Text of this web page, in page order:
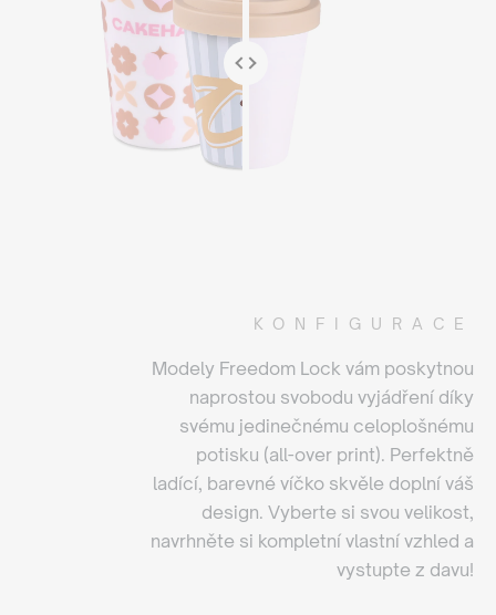
KONFIGURACE
Modely Freedom Lock vám poskytnou
naprostou svobodu vyjádření díky
svému jedinečnému celoplošnému
potisku (all-over print). Perfektně
ladící, barevné víčko skvěle doplní váš
design. Vyberte si svou velikost,
navrhněte si kompletní vlastní vzhled a
vystupte z davu!